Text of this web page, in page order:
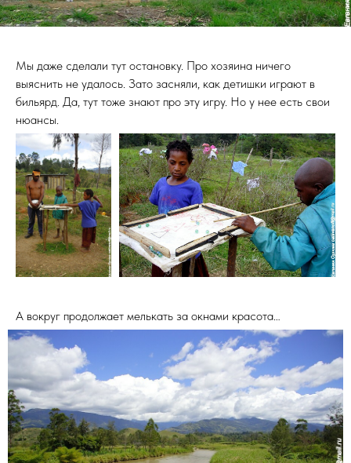
Мы даже сделали тут остановку. Про хозяина ничего
выяснить не удалось. Зато засняли, как детишки играют в
бильярд. Да, тут тоже знают про эту игру. Но у нее есть свои
нюансы.
А вокруг продолжает мелькать за окнами красота…